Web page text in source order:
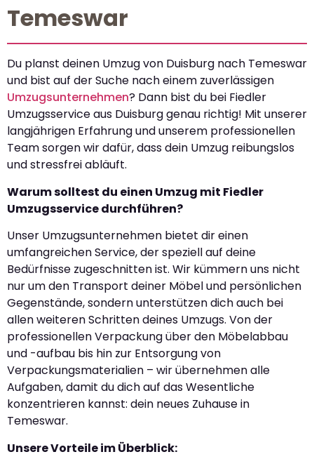
Temeswar
Du planst deinen Umzug von Duisburg nach Temeswar
und bist auf der Suche nach einem zuverlässigen
Umzugsunternehmen? Dann bist du bei Fiedler
Umzugsservice aus Duisburg genau richtig! Mit unserer
langjährigen Erfahrung und unserem professionellen
Team sorgen wir dafür, dass dein Umzug reibungslos
und stressfrei abläuft.
Warum solltest du einen Umzug mit Fiedler
Umzugsservice durchführen?
Unser Umzugsunternehmen bietet dir einen
umfangreichen Service, der speziell auf deine
Bedürfnisse zugeschnitten ist. Wir kümmern uns nicht
nur um den Transport deiner Möbel und persönlichen
Gegenstände, sondern unterstützen dich auch bei
allen weiteren Schritten deines Umzugs. Von der
professionellen Verpackung über den Möbelabbau
und -aufbau bis hin zur Entsorgung von
Verpackungsmaterialien – wir übernehmen alle
Aufgaben, damit du dich auf das Wesentliche
konzentrieren kannst: dein neues Zuhause in
Temeswar.
Unsere Vorteile im Überblick: